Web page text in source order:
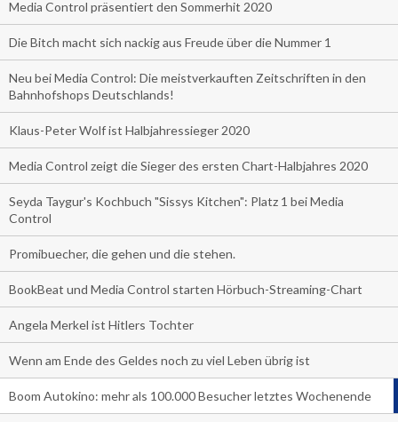
Media Control präsentiert den Sommerhit 2020
Die Bitch macht sich nackig aus Freude über die Nummer 1
Neu bei Media Control: Die meistverkauften Zeitschriften in den
Bahnhofshops Deutschlands!
Klaus-Peter Wolf ist Halbjahressieger 2020
Media Control zeigt die Sieger des ersten Chart-Halbjahres 2020
Seyda Taygur's Kochbuch "Sissys Kitchen": Platz 1 bei Media
Control
Promibuecher, die gehen und die stehen.
BookBeat und Media Control starten Hörbuch-Streaming-Chart
Angela Merkel ist Hitlers Tochter
Wenn am Ende des Geldes noch zu viel Leben übrig ist
Boom Autokino: mehr als 100.000 Besucher letztes Wochenende